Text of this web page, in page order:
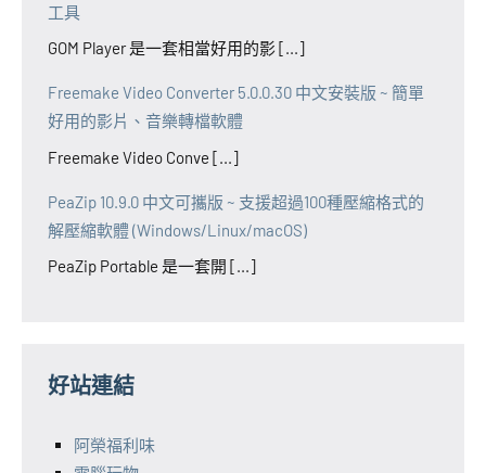
工具
GOM Player 是一套相當好用的影 [...]
Freemake Video Converter 5.0.0.30 中文安裝版 ~ 簡單
好用的影片、音樂轉檔軟體
Freemake Video Conve [...]
PeaZip 10.9.0 中文可攜版 ~ 支援超過100種壓縮格式的
解壓縮軟體 (Windows/Linux/macOS)
PeaZip Portable 是一套開 [...]
好站連結
阿榮福利味